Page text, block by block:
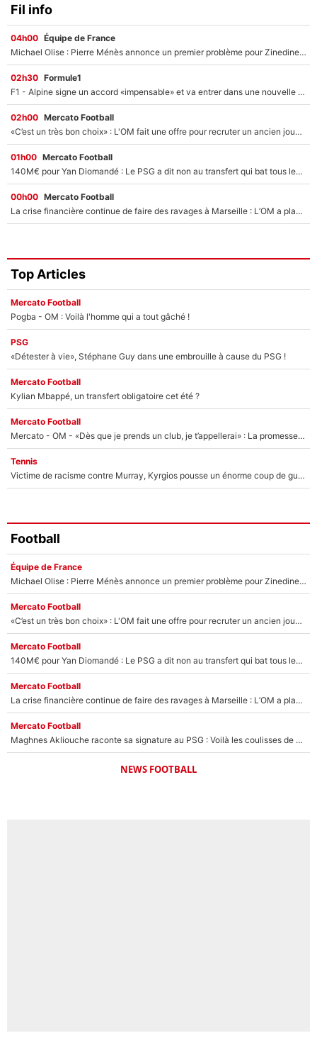
Fil info
04h00 Équipe de France
Michael Olise : Pierre Ménès annonce un premier problème pour Zinedine Zidane en équipe de France
02h30 Formule1
F1 - Alpine signe un accord «impensable» et va entrer dans une nouvelle dimension : Grande nouvelle pour Pierre Gasly !
02h00 Mercato Football
«C’est un très bon choix» : L'OM fait une offre pour recruter un ancien joueur du PSG... et c'est validé dans l'After Foot !
01h00 Mercato Football
140M€ pour Yan Diomandé : Le PSG a dit non au transfert qui bat tous les records sur le mercato
00h00 Mercato Football
La crise financière continue de faire des ravages à Marseille : L’OM a placé 12 joueurs sur le marché des transferts… et ça pourrait lui rapporter près de 100M€ !
Top Articles
Mercato Football
Pogba - OM : Voilà l'homme qui a tout gâché !
PSG
«Détester à vie», Stéphane Guy dans une embrouille à cause du PSG !
Mercato Football
Kylian Mbappé, un transfert obligatoire cet été ?
Mercato Football
Mercato - OM - «Dès que je prends un club, je t’appellerai» : La promesse de Marcelino au moment de claquer la porte
Tennis
Victime de racisme contre Murray, Kyrgios pousse un énorme coup de gueule !
Football
Équipe de France
Michael Olise : Pierre Ménès annonce un premier problème pour Zinedine Zidane en équipe de France
Mercato Football
«C’est un très bon choix» : L'OM fait une offre pour recruter un ancien joueur du PSG... et c'est validé dans l'After Foot !
Mercato Football
140M€ pour Yan Diomandé : Le PSG a dit non au transfert qui bat tous les records sur le mercato
Mercato Football
La crise financière continue de faire des ravages à Marseille : L’OM a placé 12 joueurs sur le marché des transferts… et ça pourrait lui rapporter près de 100M€ !
Mercato Football
Maghnes Akliouche raconte sa signature au PSG : Voilà les coulisses de son transfert de rêve à 50M€
NEWS FOOTBALL